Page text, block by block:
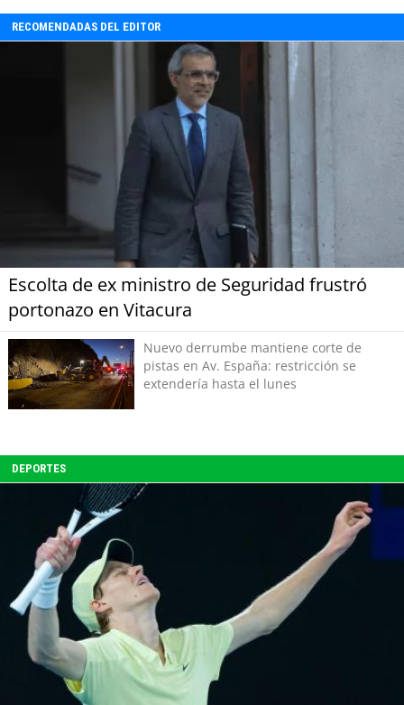
RECOMENDADAS DEL EDITOR
Escolta de ex ministro de Seguridad frustró
portonazo en Vitacura
Nuevo derrumbe mantiene corte de
pistas en Av. España: restricción se
extendería hasta el lunes
DEPORTES